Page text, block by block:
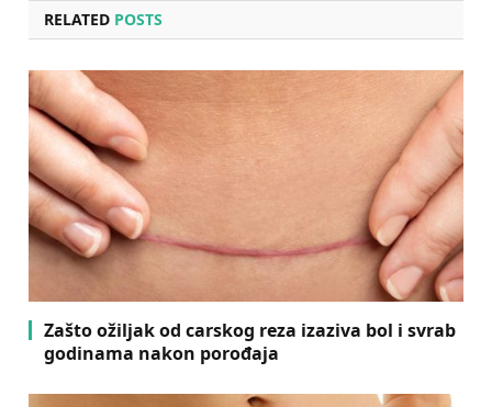
RELATED POSTS
Zašto ožiljak od carskog reza izaziva bol i svrab
godinama nakon porođaja